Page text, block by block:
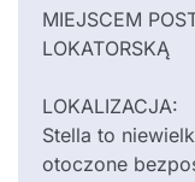
MIEJSCEM
LOKATORSKĄ
LOKALIZACJA:
Stella to
otoczone